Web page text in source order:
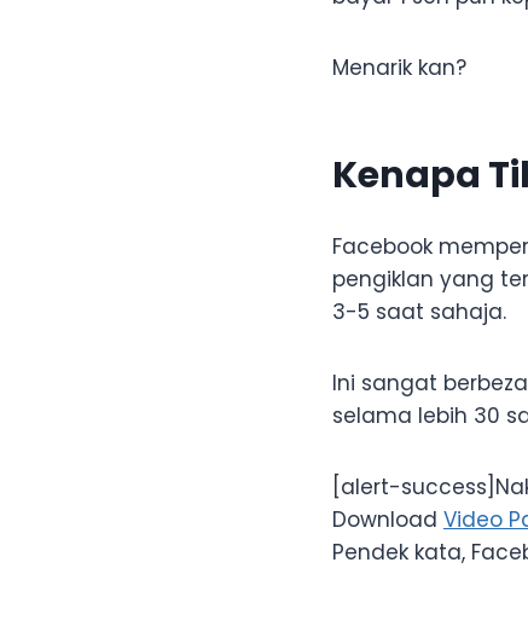
Menarik kan?
Kenapa
Facebook
pengiklan yang
3-5 saat sahaja.
Ini sangat
selama lebih 30
[alert-
Download Video
Pendek kata,